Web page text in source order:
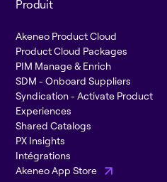
Produit
Akeneo Product Cloud
Product Cloud Packages
PIM Manage & Enrich
SDM - Onboard Suppliers
Syndication - Activate Product
Experiences
Shared Catalogs
PX Insights
Intégrations
Akeneo App Store